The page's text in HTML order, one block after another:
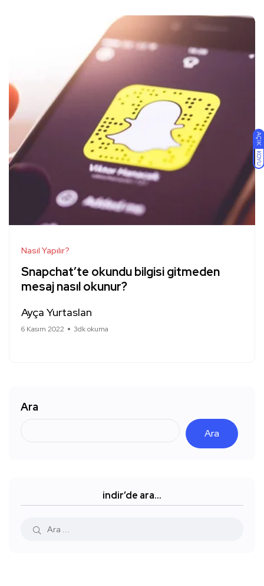
AÇIK
KOYU
Nasıl Yapılır?
Snapchat’te okundu bilgisi gitmeden
mesaj nasıl okunur?
Ayça Yurtaslan
6 Kasım 2022 3dk okuma
Ara
Ara
indir’de ara…